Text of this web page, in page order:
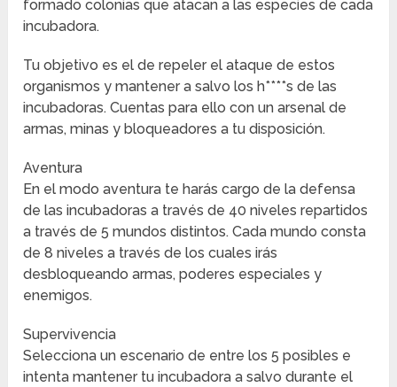
formado colonias que atacan a las especies de cada
incubadora.
Tu objetivo es el de repeler el ataque de estos
organismos y mantener a salvo los h****s de las
incubadoras. Cuentas para ello con un arsenal de
armas, minas y bloqueadores a tu disposición.
Aventura
En el modo aventura te harás cargo de la defensa
de las incubadoras a través de 40 niveles repartidos
a través de 5 mundos distintos. Cada mundo consta
de 8 niveles a través de los cuales irás
desbloqueando armas, poderes especiales y
enemigos.
Supervivencia
Selecciona un escenario de entre los 5 posibles e
intenta mantener tu incubadora a salvo durante el